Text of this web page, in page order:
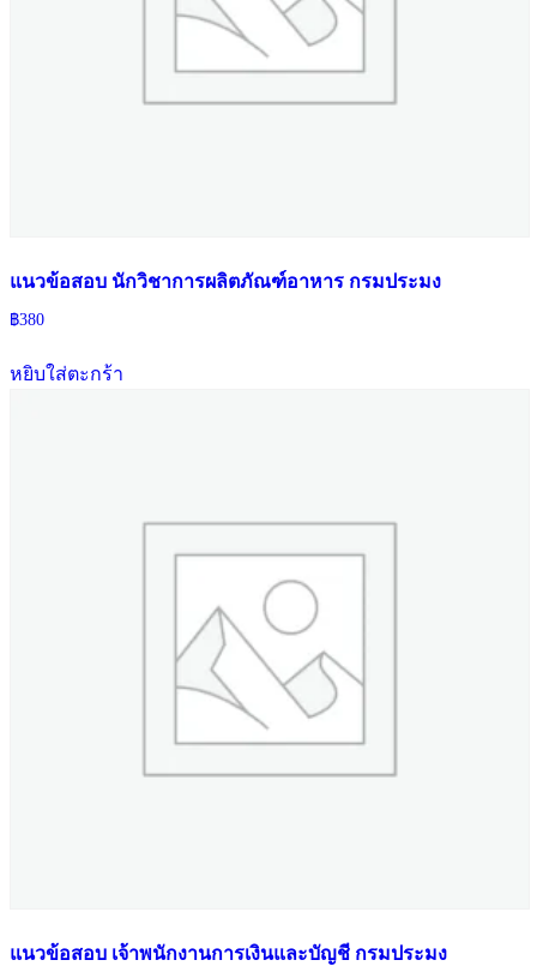
แนวข้อสอบ นักวิชาการผลิตภัณฑ์อาหาร กรมประมง
฿380
หยิบใส่ตะกร้า
แนวข้อสอบ เจ้าพนักงานการเงินและบัญชี กรมประมง